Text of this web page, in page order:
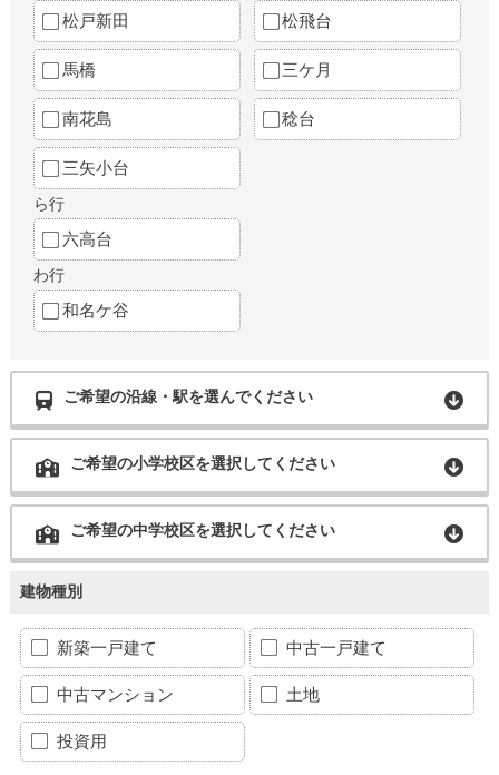
松戸新田 松飛台
馬橋 三ケ月
南花島 稔台
三矢小台
ら行
六高台
わ行
和名ケ谷
ご希望の沿線・駅を選んでください
ご希望の小学校区を選択してください
ご希望の中学校区を選択してください
建物種別
新築一戸建て 中古一戸建て
中古マンション 土地
投資用